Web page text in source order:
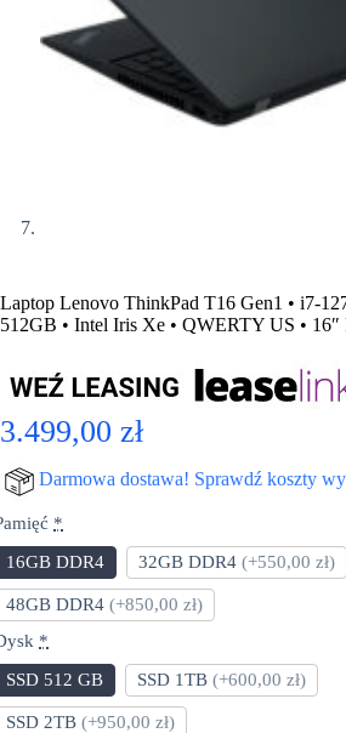
Laptop Lenovo ThinkPad T16 Gen1 • i7-
512GB • Intel Iris Xe • QWERTY US •
3.499,00 zł
Darmowa dostawa! Sprawdź koszty
*
16GB DDR4
32GB DDR4 (+550,00 zł)
48GB DDR4 (+850,00 zł)
*
SSD 512 GB
SSD 1TB (+600,00 zł)
SSD 2TB (+950,00 zł)